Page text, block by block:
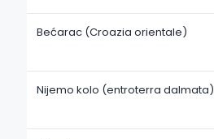
Bećarac (Croazia orientale)
Nijemo kolo (entroterra dalmata)